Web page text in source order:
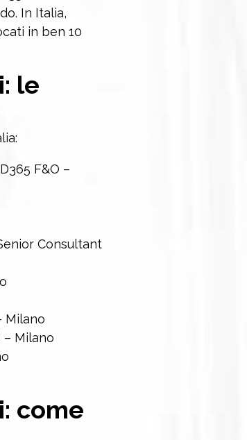
In Italia,
in ben 10
le
F&O –
Consultant
Milano
– Milano
come